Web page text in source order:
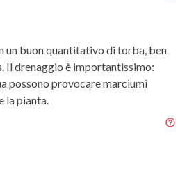
un buon quantitativo di torba, ben
Il drenaggio è importantissimo:
possono provocare marciumi
la pianta.